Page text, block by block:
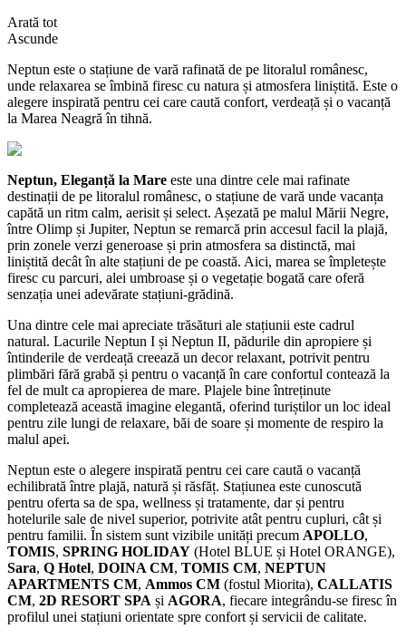
Arată tot
Ascunde
Neptun este o stațiune de vară rafinată de pe litoralul românesc,
unde relaxarea se îmbină firesc cu natura și atmosfera liniștită. Este o
alegere inspirată pentru cei care caută confort, verdeață și o vacanță
la Marea Neagră în tihnă.
Neptun, Eleganță la Mare este una dintre cele mai rafinate
destinații de pe litoralul românesc, o stațiune de vară unde vacanța
capătă un ritm calm, aerisit și select. Așezată pe malul Mării Negre,
între Olimp și Jupiter, Neptun se remarcă prin accesul facil la plajă,
prin zonele verzi generoase și prin atmosfera sa distinctă, mai
liniștită decât în alte stațiuni de pe coastă. Aici, marea se împletește
firesc cu parcuri, alei umbroase și o vegetație bogată care oferă
senzația unei adevărate stațiuni-grădină.
Una dintre cele mai apreciate trăsături ale stațiunii este cadrul
natural. Lacurile Neptun I și Neptun II, pădurile din apropiere și
întinderile de verdeață creează un decor relaxant, potrivit pentru
plimbări fără grabă și pentru o vacanță în care confortul contează la
fel de mult ca apropierea de mare. Plajele bine întreținute
completează această imagine elegantă, oferind turiștilor un loc ideal
pentru zile lungi de relaxare, băi de soare și momente de respiro la
malul apei.
Neptun este o alegere inspirată pentru cei care caută o vacanță
echilibrată între plajă, natură și răsfăț. Stațiunea este cunoscută
pentru oferta sa de spa, wellness și tratamente, dar și pentru
hotelurile sale de nivel superior, potrivite atât pentru cupluri, cât și
pentru familii. În sistem sunt vizibile unități precum APOLLO,
TOMIS, SPRING HOLIDAY (Hotel BLUE și Hotel ORANGE),
Sara, Q Hotel, DOINA CM, TOMIS CM, NEPTUN
APARTMENTS CM, Ammos CM (fostul Miorita), CALLATIS
CM, 2D RESORT SPA și AGORA, fiecare integrându-se firesc în
profilul unei stațiuni orientate spre confort și servicii de calitate.